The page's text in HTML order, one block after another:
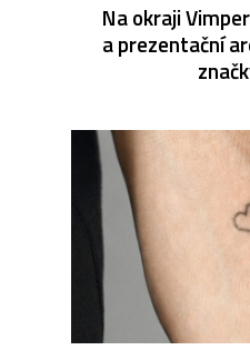
Na okraji
a prezentační